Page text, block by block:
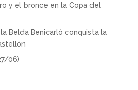
y el bronce en la Copa del
Belda Benicarló conquista la
06)